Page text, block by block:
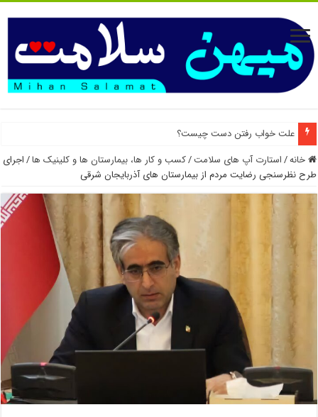
علت خواب رفتن دست چیست؟
وابستگی به خاله و عمه، همیشه نشانه مشکل خانوادگی نیست
خانه/استارت آپ های سلامت /کسب و کار ها، بیمارستان ها و کلینیک ها/اجرای
طرح نظرسنجی رضایت مردم از بیمارستان های آذربایجان شرقی